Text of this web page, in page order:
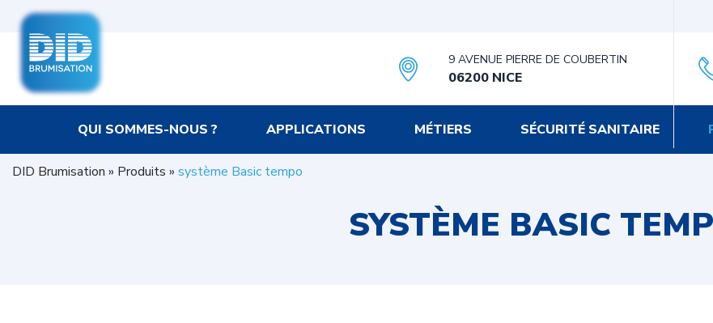
9 AVENUE PIERRE DE COUBERTIN
06200 NICE
QUI SOMMES-NOUS ? APPLICATIONS MÉTIERS SÉCURITÉ SANITAIRE
DID Brumisation » Produits » système Basic tempo
SYSTÈME BASIC